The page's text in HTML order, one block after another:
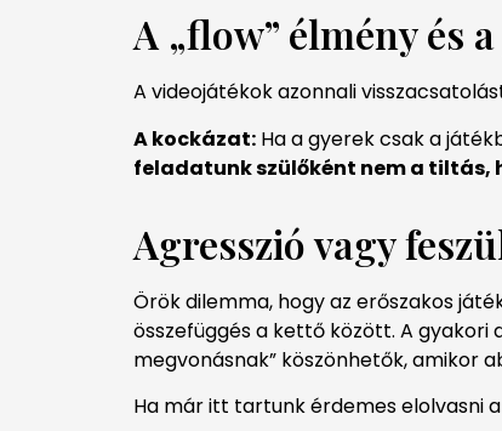
A „flow” élmény és
A videojátékok azonnali
A kockázat: Ha a gyerek csak a
feladatunk szülőként nem a tiltás,
Agresszió vagy
Örök dilemma, hogy az erőszakos
összefüggés a kettő között. A
megvonásnak” köszönhetők, amikor
Ha már itt tartunk érdemes elolvasni a